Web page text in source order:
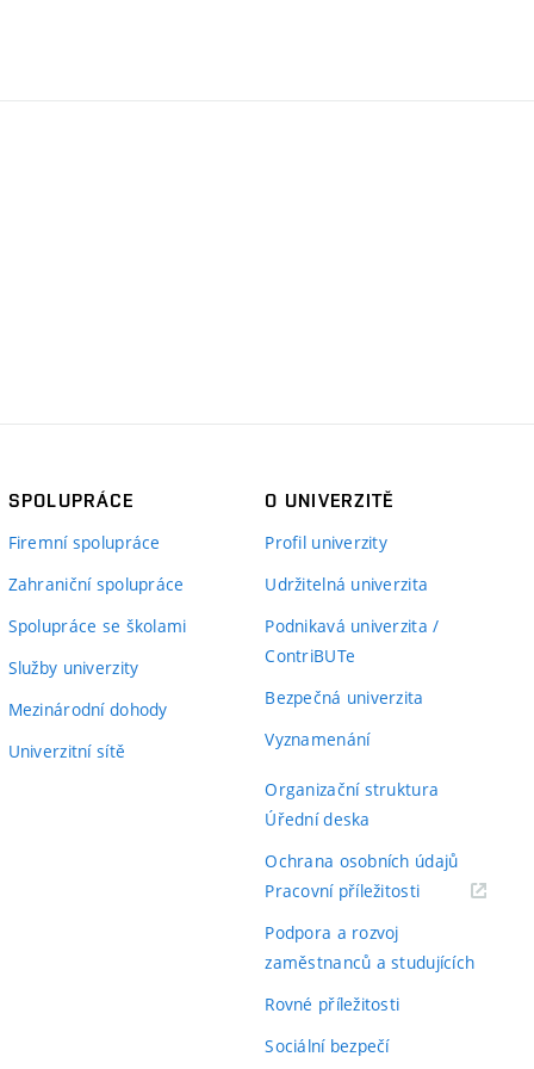
SPOLUPRÁCE
Firemní spolupráce
Zahraniční spolupráce
Spolupráce se školami
Služby univerzity
Mezinárodní dohody
Univerzitní sítě
O UNIVERZITĚ
Profil univerzity
Udržitelná univerzita
Podnikavá univerzita /
ContriBUTe
Bezpečná univerzita
Vyznamenání
Organizační struktura
Úřední deska
Ochrana osobních údajů
Pracovní příležitosti(externí
Podpora a rozvoj
zaměstnanců a studujících
Rovné příležitosti
Sociální bezpečí